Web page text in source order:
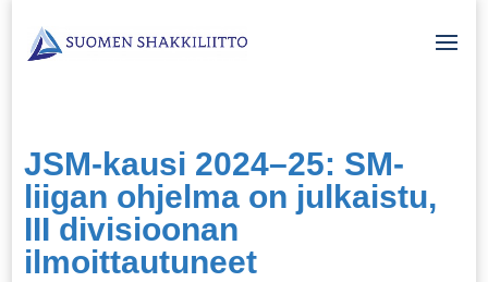
JSM-kausi 2024–25: SM-
liigan ohjelma on julkaistu,
III divisioonan
ilmoittautuneet